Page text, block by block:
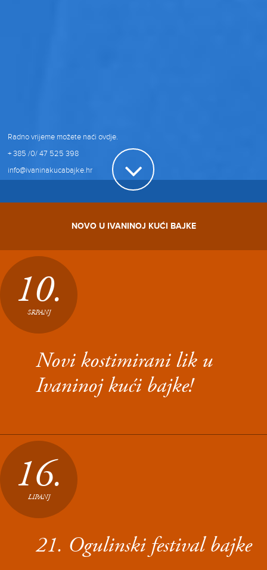
Radno vrijeme možete naćiovdje.
+ 385 /0/ 47 525 398
info@ivaninakucabajke.hr
NOVO U IVANINOJ KUĆI BAJKE
10.
SRPANJ
Novi kostimirani lik u
Ivaninoj kući bajke!
16.
LIPANJ
21. Ogulinski festival bajke